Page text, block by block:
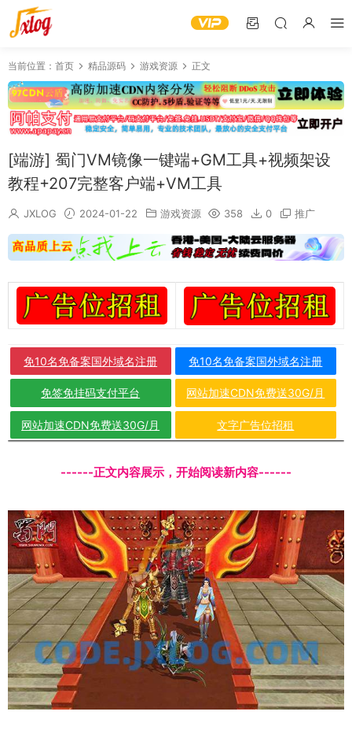
当前位置： 首页 精品源码 游戏资源 正文
[端游] 蜀门VM镜像一键端+GM工具+视频架设
教程+207完整客户端+VM工具
JXLOG 2024-01-22 游戏资源 358 0 推广
免10名免备案国外域名注册 免10名免备案国外域名注册
免签免挂码支付平台 网站加速CDN免费送30G/月
网站加速CDN免费送30G/月 文字广告位招租
------正文内容展示，开始阅读新内容------